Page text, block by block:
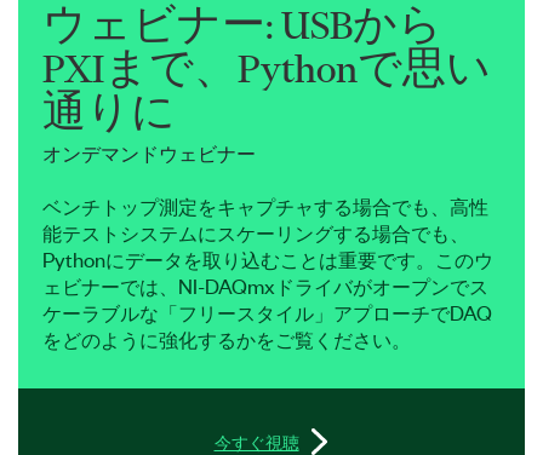
ウェビナー: USBから
PXIまで、 Pythonで思い
通りに
オンデマンドウェビナー
ベンチトップ測定をキャプチャする場合でも、高性
能テストシステムにスケーリングする場合でも、
Pythonにデータを取り込むことは重要です。このウ
ェビナーでは、NI-DAQmxドライバがオープンでス
ケーラブルな「フリースタイル」アプローチでDAQ
をどのように強化するかをご覧ください。
今すぐ視聴